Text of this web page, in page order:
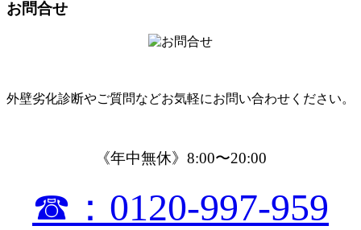
お問合せ
外壁劣化診断やご質問などお気軽にお問い合わせください。
《年中無休》8:00〜20:00
☎：0120-997-959